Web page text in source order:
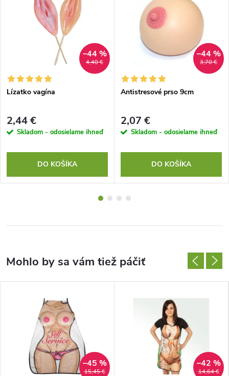
4,40 €
–44 %
Lízatko vagína
2,44 €
Skladom - odosielame ihneď
DO KOŠÍKA
3,70 €
–44 %
Antistresové prso 9cm
2,07 €
Skladom - odosielame ihneď
DO KOŠÍKA
15,45 €
–45 %
14,64 €
–42 %